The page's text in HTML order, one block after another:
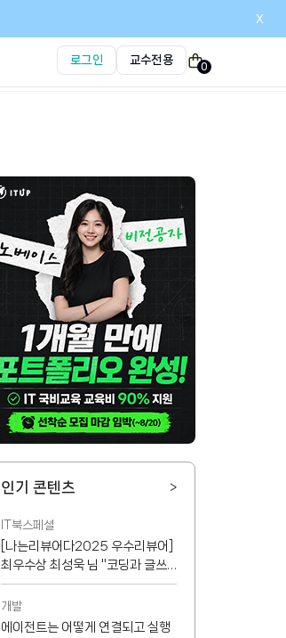
x
로그인 교수전용
0
인기 콘텐츠 >
IT북스페셜
[나는리뷰어다2025 우수리뷰어]
최우수상 최성욱 님 "코딩과 글쓰
기 능력이 반드시 서로 정비례하지
는 않지만...!"
개발
에이전트는 어떻게 연결되고 실행